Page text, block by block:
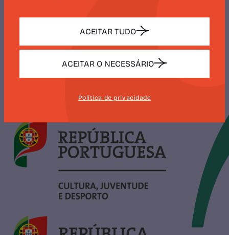
SUBSCREVER
ACEITAR TUDO
ACEITAR O NECESSÁRIO
Política de privacidade